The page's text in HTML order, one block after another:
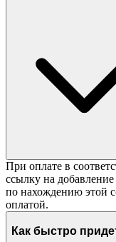
При оплате в
ссылку на
по нахождению этой
оплатой.
Как быстро